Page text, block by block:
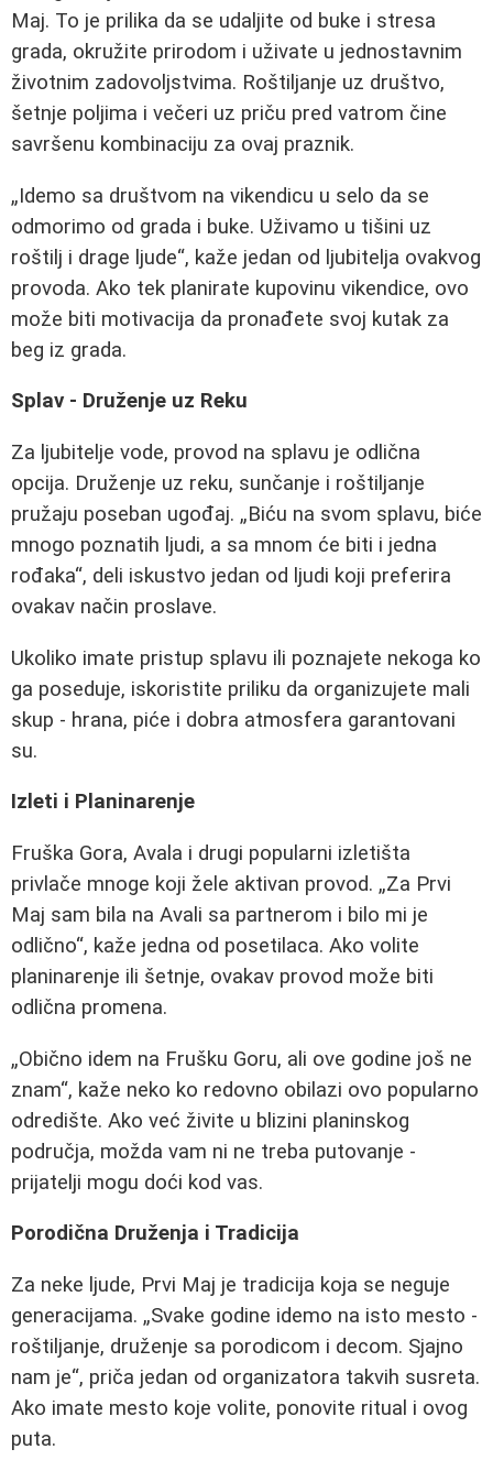
Maj. To je prilika da se udaljite od buke i stresa
grada, okružite prirodom i uživate u jednostavnim
životnim zadovoljstvima. Roštiljanje uz društvo,
šetnje poljima i večeri uz priču pred vatrom čine
savršenu kombinaciju za ovaj praznik.
„Idemo sa društvom na vikendicu u selo da se
odmorimo od grada i buke. Uživamo u tišini uz
roštilj i drage ljude“, kaže jedan od ljubitelja ovakvog
provoda. Ako tek planirate kupovinu vikendice, ovo
može biti motivacija da pronađete svoj kutak za
beg iz grada.
Splav - Druženje uz Reku
Za ljubitelje vode, provod na splavu je odlična
opcija. Druženje uz reku, sunčanje i roštiljanje
pružaju poseban ugođaj. „Biću na svom splavu, biće
mnogo poznatih ljudi, a sa mnom će biti i jedna
rođaka“, deli iskustvo jedan od ljudi koji preferira
ovakav način proslave.
Ukoliko imate pristup splavu ili poznajete nekoga ko
ga poseduje, iskoristite priliku da organizujete mali
skup - hrana, piće i dobra atmosfera garantovani
su.
Izleti i Planinarenje
Fruška Gora, Avala i drugi popularni izletišta
privlače mnoge koji žele aktivan provod. „Za Prvi
Maj sam bila na Avali sa partnerom i bilo mi je
odlično“, kaže jedna od posetilaca. Ako volite
planinarenje ili šetnje, ovakav provod može biti
odlična promena.
„Obično idem na Frušku Goru, ali ove godine još ne
znam“, kaže neko ko redovno obilazi ovo popularno
odredište. Ako već živite u blizini planinskog
područja, možda vam ni ne treba putovanje -
prijatelji mogu doći kod vas.
Porodična Druženja i Tradicija
Za neke ljude, Prvi Maj je tradicija koja se neguje
generacijama. „Svake godine idemo na isto mesto -
roštiljanje, druženje sa porodicom i decom. Sjajno
nam je“, priča jedan od organizatora takvih susreta.
Ako imate mesto koje volite, ponovite ritual i ovog
puta.